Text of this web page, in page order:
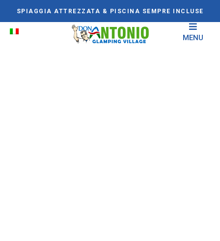
SPIAGGIA ATTREZZATA & PISCINA SEMPRE INCLUSE
MENU